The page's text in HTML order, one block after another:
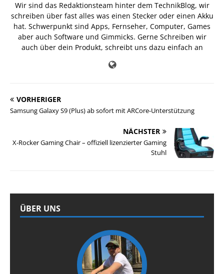
Wir sind das Redaktionsteam hinter dem TechnikBlog, wir
schreiben über fast alles was einen Stecker oder einen Akku
hat. Schwerpunkt sind Apps, Fernseher, Computer, Games
aber auch Software und Gimmicks. Gerne Schreiben wir
auch über dein Produkt, schreibt uns dazu einfach an
VORHERIGER
Samsung Galaxy S9 (Plus) ab sofort mit ARCore-Unterstützung
NÄCHSTER
X-Rocker Gaming Chair – offiziell lizenzierter Gaming
Stuhl
ÜBER UNS